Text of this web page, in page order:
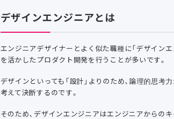
デザインエンジニアとは
エンジニアデザイナーとよく似た職種に「デザイン
を活かしたプロダクト開発を行うことが多いです。
デザインといっても「設計」よりのため、論理的思
考えて決断するのです。
そのため、デザインエンジニアはエンジニアからの